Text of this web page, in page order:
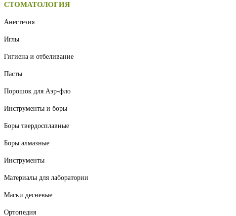
СТОМАТОЛОГИЯ
Анестезия
Иглы
Гигиена и отбеливание
Пасты
Порошок для Аэр-фло
Инструменты и боры
Боры твердосплавные
Боры алмазные
Инструменты
Материалы для лаборатории
Маски десневые
Ортопедия